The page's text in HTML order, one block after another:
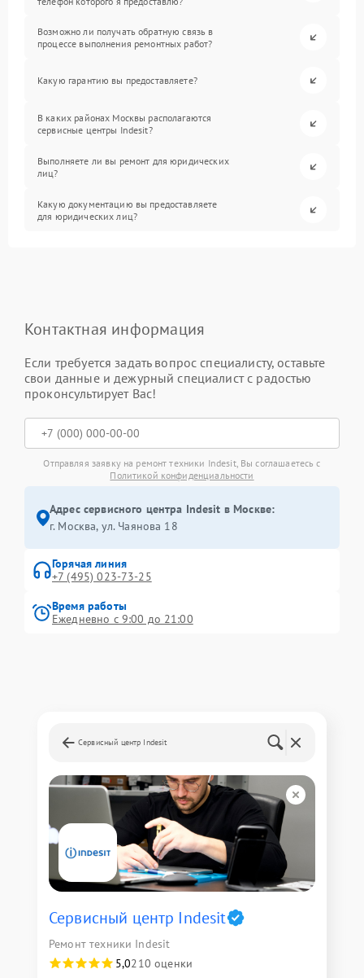
Возможно ли получать обратную связь в
процессе выполнения ремонтных работ?
Какую гарантию вы предоставляете?
В каких районах Москвы располагаются
сервисные центры Indesit?
Выполняете ли вы ремонт для юридических
лиц?
Какую документацию вы предоставляете
для юридических лиц?
Контактная информация
Если требуется задать вопрос специалисту, оставьте
свои данные и дежурный специалист с радостью
проконсультирует Вас!
Отправляя заявку на ремонт техники Indesit, Вы соглашаетесь с
Политикой конфиденциальности
Адрес сервисного центра Indesit в Москве:
г. Москва, ул. Чаянова 18
Горячая линия
+7 (495) 023-73-25
Время работы
Ежедневно с 9:00 до 21:00
Сервисный центр Indesit
Сервисный центр Indesit
Ремонт техники Indesit
5,0210 оценки